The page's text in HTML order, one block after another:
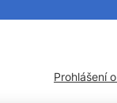
Prohlášení